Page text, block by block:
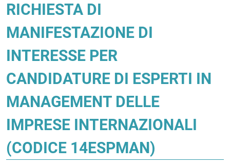
RICHIESTA DI
MANIFESTAZIONE DI
INTERESSE PER
CANDIDATURE DI ESPERTI IN
MANAGEMENT DELLE
IMPRESE INTERNAZIONALI
(CODICE 14ESPMAN)